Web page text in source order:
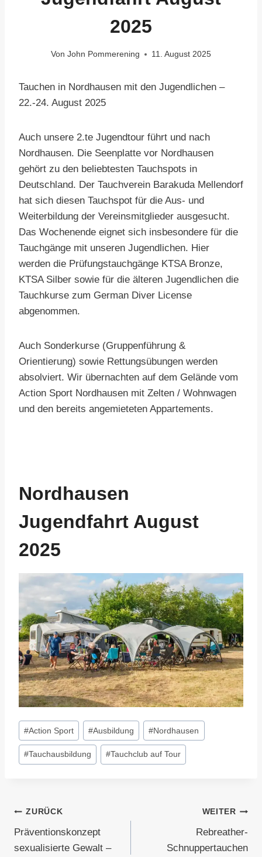
2025
Von John Pommerening 11. August 2025
Tauchen in Nordhausen mit den Jugendlichen –
22.-24. August 2025
Auch unsere 2.te Jugendtour führt und nach
Nordhausen. Die Seenplatte vor Nordhausen
gehört zu den beliebtesten Tauchspots in
Deutschland. Der Tauchverein Barakuda Mellendorf
hat sich diesen Tauchspot für die Aus- und
Weiterbildung der Vereinsmitglieder ausgesucht.
Das Wochenende eignet sich insbesondere für die
Tauchgänge mit unseren Jugendlichen. Hier
werden die Prüfungstauchgänge KTSA Bronze,
KTSA Silber sowie für die älteren Jugendlichen die
Tauchkurse zum German Diver License
abgenommen.
Auch Sonderkurse (Gruppenführung &
Orientierung) sowie Rettungsübungen werden
absolviert. Wir übernachten auf dem Gelände vom
Action Sport Nordhausen mit Zelten / Wohnwagen
und den bereits angemieteten Appartements.
Nordhausen
Jugendfahrt August
2025
Schlagworte:
#Action Sport #Ausbildung #Nordhausen
#Tauchausbildung #Tauchclub auf Tour
Beitragsnavigation
ZURÜCK
Präventionskonzept
sexualisierte Gewalt –
WEITER
Rebreather-
Schnuppertauchen